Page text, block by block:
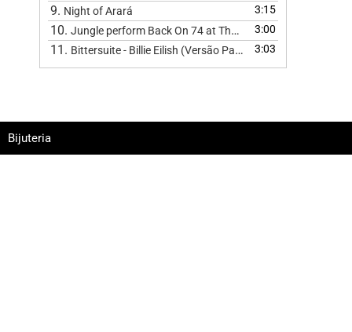
9. Night of Arará 3:15
10. Jungle perform Back On 74 at The BRIT Awards 2024
3:00
11. Bittersuite - Billie Eilish (Versão Pagode )
3:03
Bijuteria